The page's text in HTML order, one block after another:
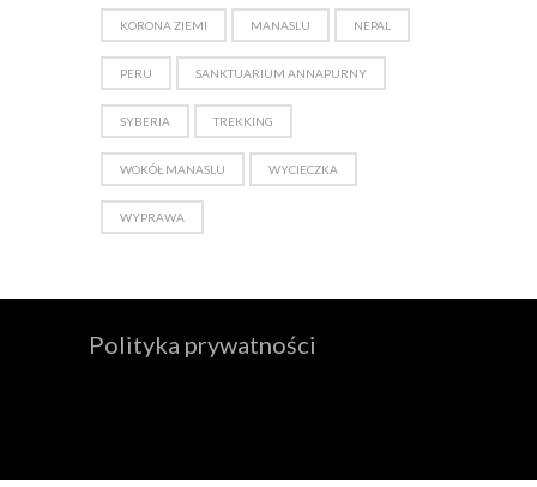
KORONA ZIEMI MANASLU NEPAL
PERU SANKTUARIUM ANNAPURNY
SYBERIA TREKKING
WOKÓŁ MANASLU WYCIECZKA
WYPRAWA
Polityka prywatności